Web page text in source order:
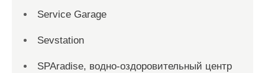
Service Garage
Sevstation
SPAradise, водно-оздоровительный центр